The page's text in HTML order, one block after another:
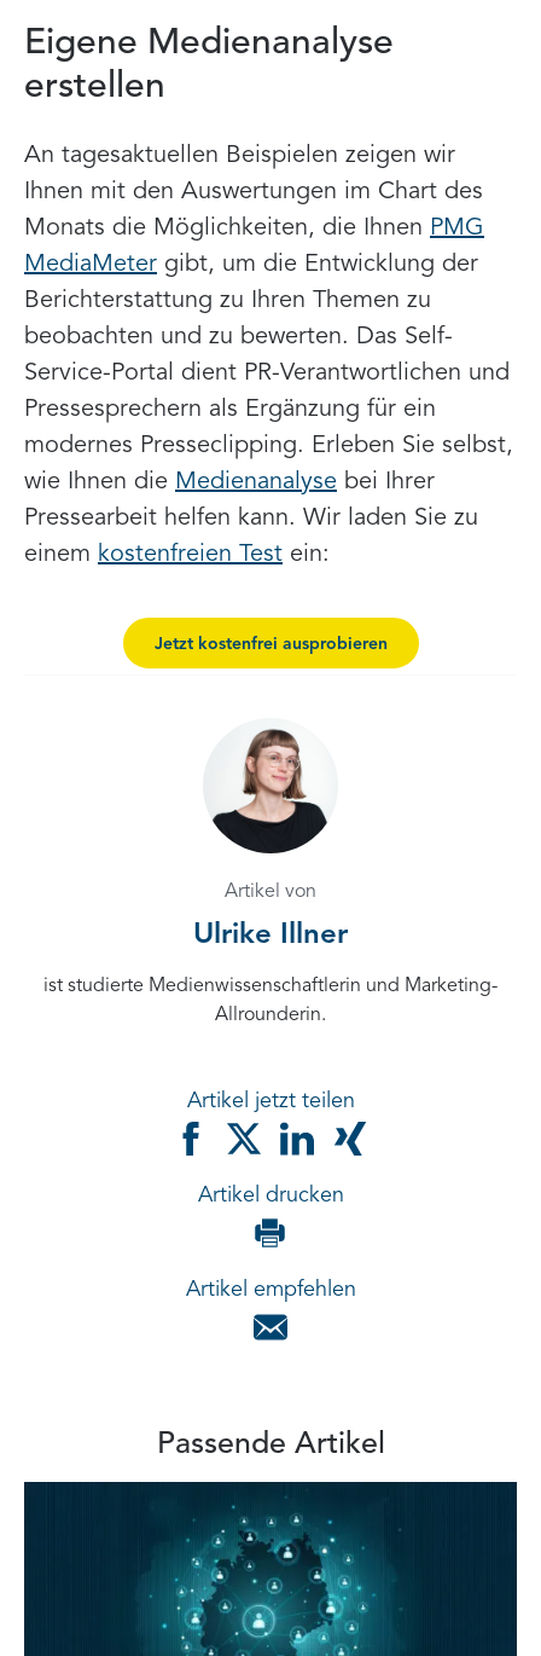
Eigene Medienanalyse
erstellen
An tagesaktuellen Beispielen zeigen wir
Ihnen mit den Auswertungen im Chart des
Monats die Möglichkeiten, die Ihnen PMG
MediaMeter gibt, um die Entwicklung der
Berichterstattung zu Ihren Themen zu
beobachten und zu bewerten. Das Self-
Service-Portal dient PR-Verantwortlichen und
Pressesprechern als Ergänzung für ein
modernes Presseclipping. Erleben Sie selbst,
wie Ihnen die Medienanalyse bei Ihrer
Pressearbeit helfen kann. Wir laden Sie zu
einem kostenfreien Test ein:
Jetzt kostenfrei ausprobieren
Artikel von
Ulrike Illner
ist studierte Medienwissenschaftlerin und Marketing-
Allrounderin.
Artikel jetzt teilen
Artikel drucken
Artikel empfehlen
Passende Artikel